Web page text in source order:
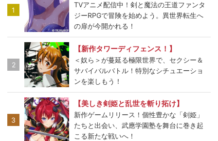
1
TVアニメ配信中！剣と魔法の王道ファンタ
ジーRPGで冒険を始めよう。異世界転生へ
の扉が今開かれる！
2
【新作タワーディフェンス！】
＜奴ら＞が蔓延る極限世界で、セクシー＆
サバイバルバトル！特別なシチュエーショ
ンを楽しもう！
3
【美しき剣姫と乱世を斬り拓け】
新作ゲームリリース！個性豊かな「剣姫」
たちと出会い、武應学園塾を舞台に巻き起
こる新たな戦いへ！